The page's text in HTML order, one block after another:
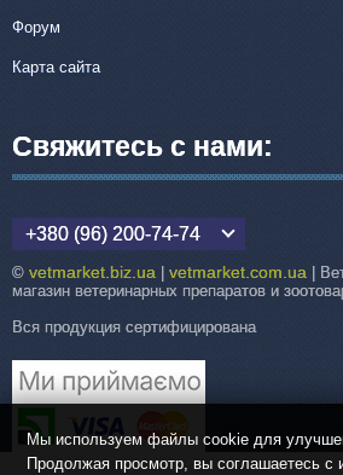
Форум
Карта сайта
Свяжитесь с нами:
+380 (96) 200-74-74
© vetmarket.biz.ua vetmarket.com.ua |
магазин ветеринарных препаратов и
Вся продукция сертифицирована
Мы используем файлы cookie для
Продолжая просмотр, вы соглашаетесь с